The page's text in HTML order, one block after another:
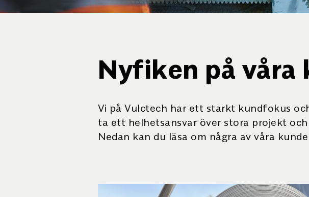
Nyfiken på våra
Vi på Vulctech har ett starkt kundfokus
ta ett helhetsansvar över stora projekt
Nedan kan du läsa om några av våra